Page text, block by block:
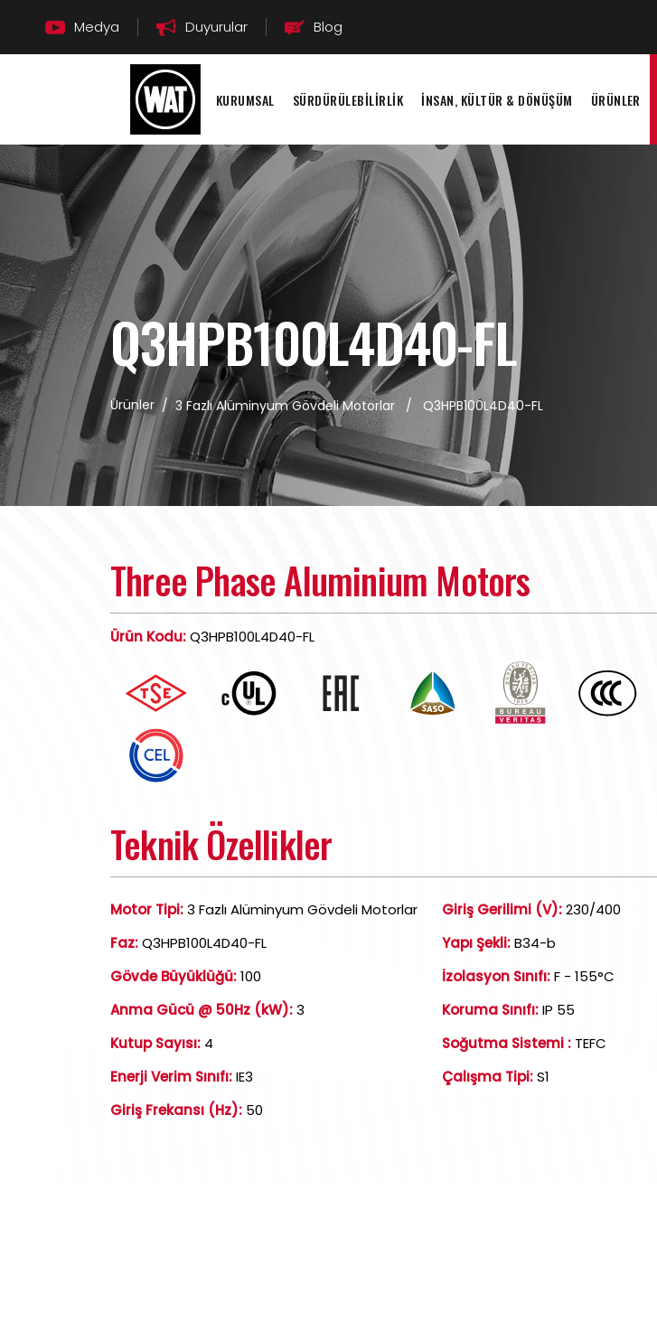
Medya Duyurular Blog
KURUMSAL SÜRDÜRÜLEBİLİRLİK İNSAN, KÜLTÜR & DÖNÜŞÜM ÜRÜNLER
Q3HPB100L4D40-FL
Ürünler/ 3 Fazlı Alüminyum Gövdeli Motorlar / Q3HPB100L4D40-FL
Three Phase Aluminium Motors
Ürün Kodu:Q3HPB100L4D40-FL
Teknik Özellikler
Motor Tipi:3 Fazlı Alüminyum Gövdeli Motorlar
Faz:Q3HPB100L4D40-FL
Gövde Büyüklüğü:100
Anma Gücü @ 50Hz (kW):3
Kutup Sayısı: 4
Enerji Verim Sınıfı:IE3
Giriş Frekansı (Hz): 50
Giriş Gerilimi (V):230/400
Yapı Şekli:B34-b
İzolasyon Sınıfı:F - 155°C
Koruma Sınıfı:IP 55
Soğutma Sistemi :TEFC
Çalışma Tipi:S1